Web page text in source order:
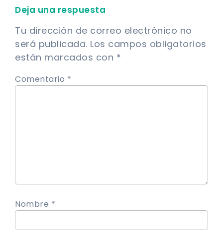
Deja una respuesta
Tu dirección de correo electrónico no
será publicada. Los campos obligatorios
están marcados con *
Comentario *
Nombre *